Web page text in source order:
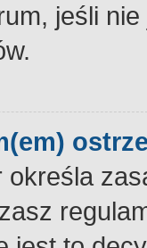
jeśli
określa